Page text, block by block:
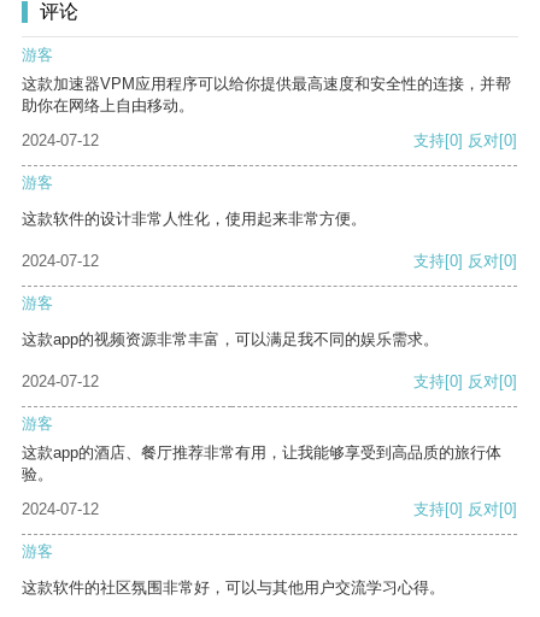
评论
游客
这款加速器VPM应用程序可以给你提供最高速度和安全性的连接，并帮
助你在网络上自由移动。
2024-07-12
支持[0] 反对[0]
游客
这款软件的设计非常人性化，使用起来非常方便。
2024-07-12 支持[0] 反对[0]
游客
这款app的视频资源非常丰富，可以满足我不同的娱乐需求。
2024-07-12 支持[0] 反对[0]
游客
这款app的酒店、餐厅推荐非常有用，让我能够享受到高品质的旅行体
验。
2024-07-12
支持[0] 反对[0]
游客
这款软件的社区氛围非常好，可以与其他用户交流学习心得。